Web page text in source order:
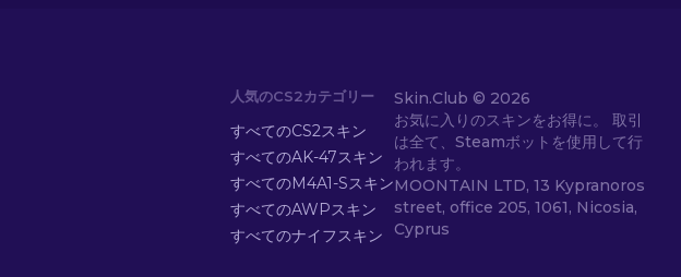
人気のCS2カテゴリー
すべてのCS2スキン
すべてのAK-47スキン
すべてのM4A1-Sスキン
すべてのAWPスキン
すべてのナイフスキン
Skin.Club © 2026
お気に入りのスキンをお得に。 取引
は全て、Steamボットを使用して行
われます。
MOONTAIN LTD, 13 Kypranoros
street, office 205, 1061, Nicosia,
Cyprus